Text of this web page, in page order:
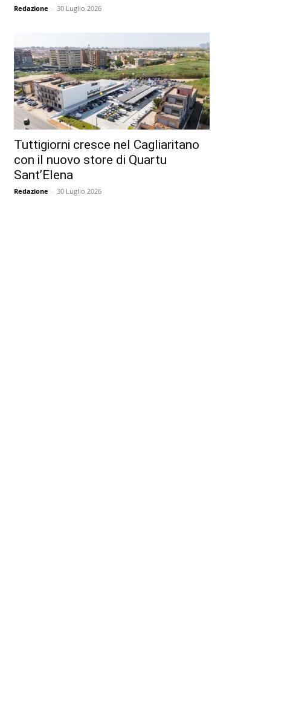
Redazione - 30 Luglio 2026
Tuttigiorni cresce nel Cagliaritano
con il nuovo store di Quartu
Sant’Elena
Redazione - 30 Luglio 2026